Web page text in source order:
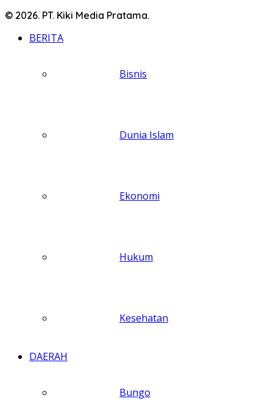
© 2026. PT. Kiki Media Pratama.
BERITA
Bisnis
Dunia Islam
Ekonomi
Hukum
Kesehatan
DAERAH
Bungo